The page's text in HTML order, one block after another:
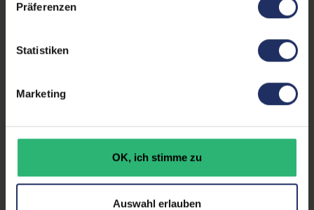
Präferenzen
Statistiken
Marketing
OK, ich stimme zu
Auswahl erlauben
Fingerprintreader:
Datenspeicher:
GHz